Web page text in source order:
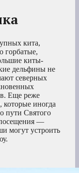
кита,
горбатые,
киты-
дельфины не
северных
Еще реже
которые иногда
пути Святого
—
могут устроить